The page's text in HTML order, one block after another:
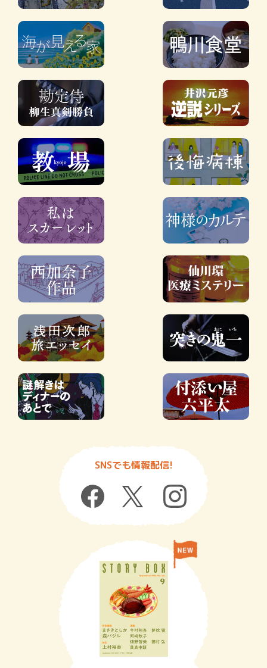
SNSでも情報配信!